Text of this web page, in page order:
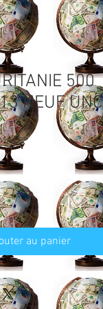
500
NEUF UNC
Prix
au panier